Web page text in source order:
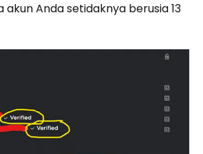
akun Anda setidaknya berusia 13